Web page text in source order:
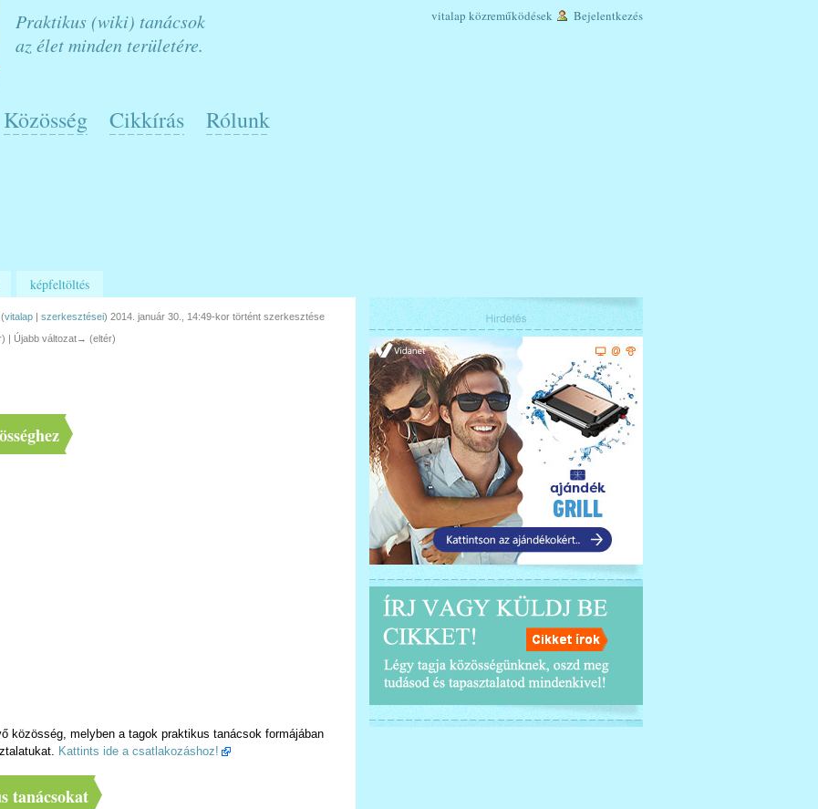
Praktikus (wiki) tanácsok
az élet minden területére.
vitalap közreműködések Bejelentkezés
Közösség Cikkírás Rólunk
képfeltöltés
(vitalap | szerkesztései) 2014. január 30., 14:49-kor történt szerkesztése
| Újabb változat→ (eltér)
közösség, melyben a tagok praktikus tanácsok formájában
Kattints ide a csatlakozáshoz!
tanácsokat